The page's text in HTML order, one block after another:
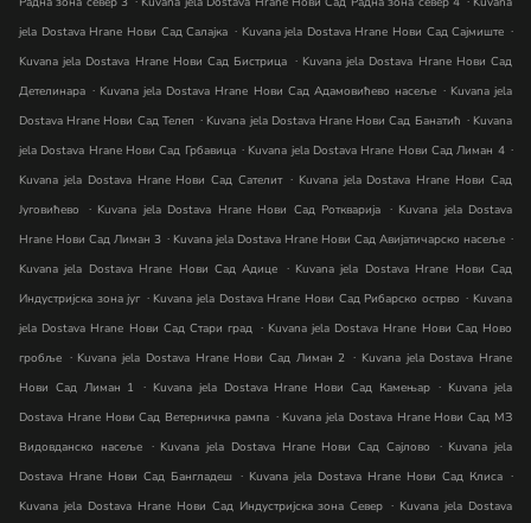
jela Dostava Hrane Нови Сад Салајка . Kuvana jela Dostava Hrane Нови Сад Сајмиште .
Kuvana jela Dostava Hrane Нови Сад Бистрица . Kuvana jela Dostava Hrane Нови Сад
Детелинара . Kuvana jela Dostava Hrane Нови Сад Адамовићево насеље . Kuvana jela
Dostava Hrane Нови Сад Телеп . Kuvana jela Dostava Hrane Нови Сад Банатић . Kuvana
jela Dostava Hrane Нови Сад Грбавица . Kuvana jela Dostava Hrane Нови Сад Лиман 4 .
Kuvana jela Dostava Hrane Нови Сад Сателит . Kuvana jela Dostava Hrane Нови Сад
Југовићево
. Kuvana jela Dostava Hrane Нови Сад Роткварија . Kuvana jela Dostava
Hrane Нови Сад Лиман 3 . Kuvana jela Dostava Hrane Нови Сад Авијатичарско насеље .
Kuvana jela Dostava Hrane Нови Сад Адице . Kuvana jela Dostava Hrane Нови Сад
Индустријска зона југ . Kuvana jela Dostava Hrane Нови Сад Рибарско острво . Kuvana
jela Dostava Hrane Нови Сад Стари град . Kuvana jela Dostava Hrane Нови Сад Ново
гробље . Kuvana jela Dostava Hrane Нови Сад Лиман 2 . Kuvana jela Dostava Hrane
Нови Сад Лиман 1
. Kuvana jela Dostava Hrane Нови Сад Камењар . Kuvana jela
Dostava Hrane Нови Сад Ветерничка рампа . Kuvana jela Dostava Hrane Нови Сад МЗ
Видовданско насеље . Kuvana jela Dostava Hrane Нови Сад Сајлово . Kuvana jela
Dostava Hrane Нови Сад Бангладеш . Kuvana jela Dostava Hrane Нови Сад Клиса .
Kuvana jela Dostava Hrane Нови Сад Индустријска зона Север . Kuvana jela Dostava